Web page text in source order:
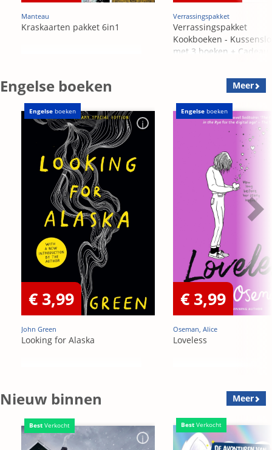
Manteau
Kraskaarten pakket 6in1
Verrassingspakket
Verrassingspakket
Kookboeken -
met 3 boeken + Cadeau
Engelse boeken Meer
Engelse boeken
€ 3,99
John Green
Looking for Alaska
Engelse boeken
€ 3,99
Oseman, Alice
Loveless
Nieuw binnen Meer
Best Verkocht Best Verkocht